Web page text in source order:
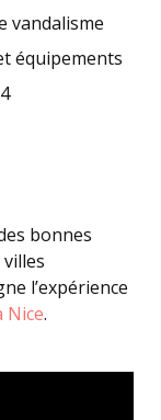
vandalisme
équipements
bonnes
l’expérience
Nice.